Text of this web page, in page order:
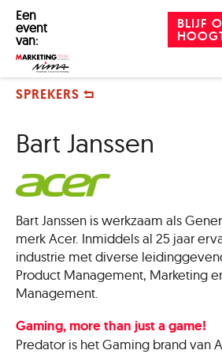
BLIJF
Een
event
van:
SPREKERS
Bart Janssen
Bart Janssen is werkzaam als
merk Acer. Inmiddels al 25 jaar
industrie met diverse
Product Management, Marketing
Management.
Gaming, more than just a game!
Predator is het Gaming brand van